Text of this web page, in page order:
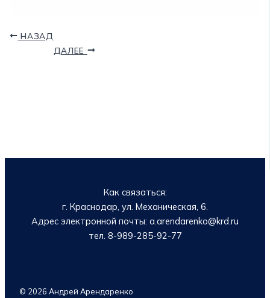
НАЗАД
ДАЛЕЕ
Как связаться:
г. Краснодар, ул. Механическая, 6.
Адрес электронной почты: a.arendarenko@krd.ru
тел. 8-989-285-92-77
© 2026 Андрей Арендаренко